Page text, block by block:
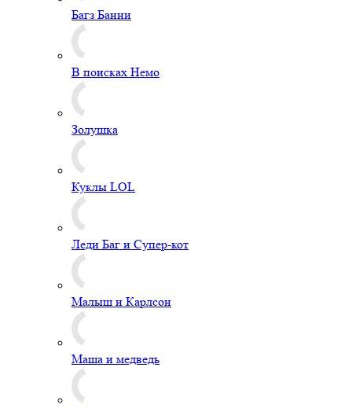
Багз Банни
В поисках Немо
Золушка
Куклы LOL
Леди Баг и Супер-кот
Малыш и Карлсон
Маша и медведь